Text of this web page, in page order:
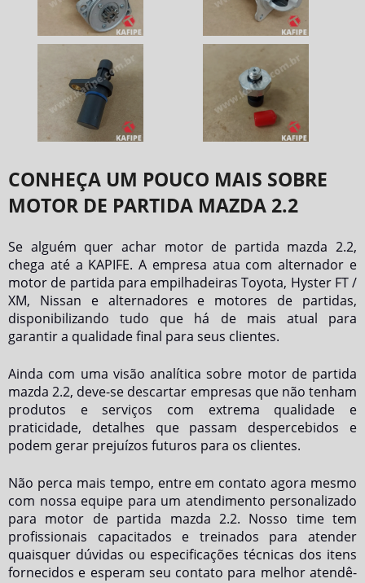
CONHEÇA UM POUCO MAIS SOBRE
MOTOR DE PARTIDA MAZDA 2.2
Se alguém quer achar motor de partida mazda 2.2,
chega até a KAPIFE. A empresa atua com alternador e
motor de partida para empilhadeiras Toyota, Hyster FT /
XM, Nissan e alternadores e motores de partidas,
disponibilizando tudo que há de mais atual para
garantir a qualidade final para seus clientes.
Ainda com uma visão analítica sobre motor de partida
mazda 2.2, deve-se descartar empresas que não tenham
produtos e serviços com extrema qualidade e
praticidade, detalhes que passam despercebidos e
podem gerar prejuízos futuros para os clientes.
Não perca mais tempo, entre em contato agora mesmo
com nossa equipe para um atendimento personalizado
para motor de partida mazda 2.2. Nosso time tem
profissionais capacitados e treinados para atender
quaisquer dúvidas ou especificações técnicas dos itens
fornecidos e esperam seu contato para melhor atendê-